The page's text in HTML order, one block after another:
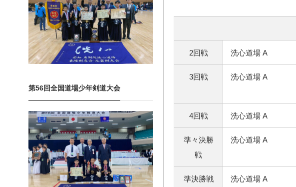
2回戦 洗心道場 A
3回戦 洗心道場 A
4回戦 洗心道場 A
準々決勝
戦
洗心道場 A
準決勝戦 洗心道場 A
第56回全国道場少年剣道大会